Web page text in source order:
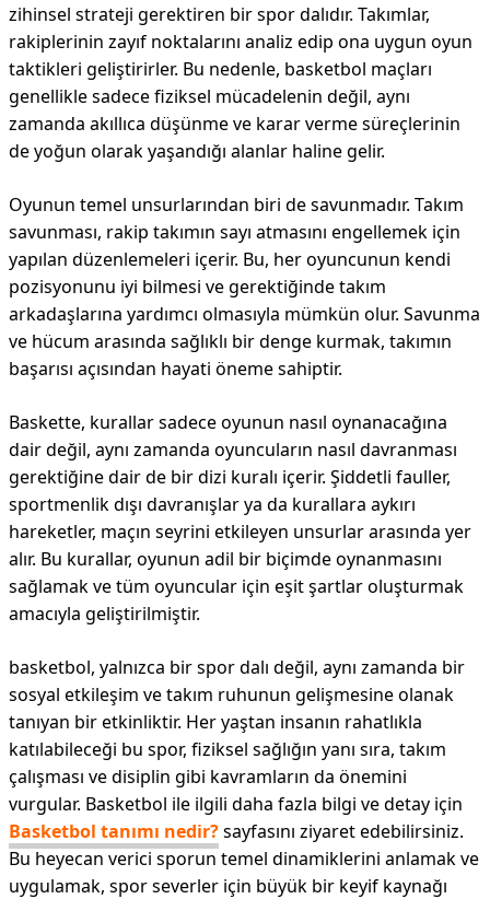
zihinsel strateji gerektiren bir spor dalıdır. Takımlar,
rakiplerinin zayıf noktalarını analiz edip ona uygun oyun
taktikleri geliştirirler. Bu nedenle, basketbol maçları
genellikle sadece fiziksel mücadelenin değil, aynı
zamanda akıllıca düşünme ve karar verme süreçlerinin
de yoğun olarak yaşandığı alanlar haline gelir.
Oyunun temel unsurlarından biri de savunmadır. Takım
savunması, rakip takımın sayı atmasını engellemek için
yapılan düzenlemeleri içerir. Bu, her oyuncunun kendi
pozisyonunu iyi bilmesi ve gerektiğinde takım
arkadaşlarına yardımcı olmasıyla mümkün olur. Savunma
ve hücum arasında sağlıklı bir denge kurmak, takımın
başarısı açısından hayati öneme sahiptir.
Baskette, kurallar sadece oyunun nasıl oynanacağına
dair değil, aynı zamanda oyuncuların nasıl davranması
gerektiğine dair de bir dizi kuralı içerir. Şiddetli fauller,
sportmenlik dışı davranışlar ya da kurallara aykırı
hareketler, maçın seyrini etkileyen unsurlar arasında yer
alır. Bu kurallar, oyunun adil bir biçimde oynanmasını
sağlamak ve tüm oyuncular için eşit şartlar oluşturmak
amacıyla geliştirilmiştir.
basketbol, yalnızca bir spor dalı değil, aynı zamanda bir
sosyal etkileşim ve takım ruhunun gelişmesine olanak
tanıyan bir etkinliktir. Her yaştan insanın rahatlıkla
katılabileceği bu spor, fiziksel sağlığın yanı sıra, takım
çalışması ve disiplin gibi kavramların da önemini
vurgular. Basketbol ile ilgili daha fazla bilgi ve detay için
Basketbol tanımı nedir?sayfasını ziyaret edebilirsiniz.
Bu heyecan verici sporun temel dinamiklerini anlamak ve
uygulamak, spor severler için büyük bir keyif kaynağı